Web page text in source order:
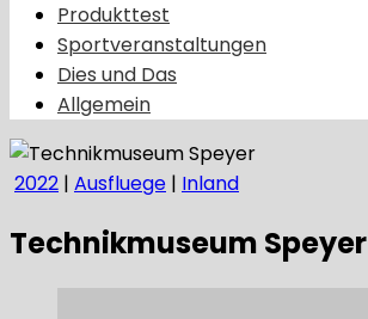
Produkttest
Sportveranstaltungen
Dies und Das
Allgemein
2022 | Ausfluege | Inland
Technikmuseum Speyer